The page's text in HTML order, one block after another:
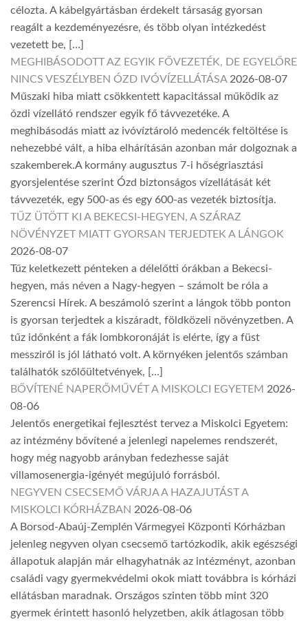
célozta. A kábelgyártásban érdekelt társaság gyorsan
reagált a kezdeményezésre, és több olyan intézkedést
vezetett be, […]
MEGHIBÁSODOTT AZ EGYIK FŐVEZETÉK, DE EGYELŐRE
NINCS VESZÉLYBEN ÓZD IVÓVÍZELLÁTÁSA 2026-08-07
Műszaki hiba miatt csökkentett kapacitással működik az
ózdi vízellátó rendszer egyik fő távvezetéke. A
meghibásodás miatt az ivóvíztároló medencék feltöltése is
nehezebbé vált, a hiba elhárításán azonban már dolgoznak a
szakemberek.A kormány augusztus 7-i hőségriasztási
gyorsjelentése szerint Ózd biztonságos vízellátását két
távvezeték, egy 500-as és egy 600-as vezeték biztosítja.
TŰZ ÜTÖTT KI A BEKECSI-HEGYEN, A SZÁRAZ
NÖVÉNYZET MIATT GYORSAN TERJEDTEK A LÁNGOK
2026-08-07
Tűz keletkezett pénteken a délelőtti órákban a Bekecsi-
hegyen, más néven a Nagy-hegyen – számolt be róla a
Szerencsi Hírek. A beszámoló szerint a lángok több ponton
is gyorsan terjedtek a kiszáradt, földközeli növényzetben. A
tűz időnként a fák lombkoronáját is elérte, így a füst
messziről is jól látható volt. A környéken jelentős számban
találhatók szőlőültetvények, […]
BŐVÍTENÉ NAPERŐMŰVÉT A MISKOLCI EGYETEM 2026-
08-06
Jelentős energetikai fejlesztést tervez a Miskolci Egyetem:
az intézmény bővítené a jelenlegi napelemes rendszerét,
hogy még nagyobb arányban fedezhesse saját
villamosenergia-igényét megújuló forrásból.
NEGYVEN CSECSEMŐ VÁRJA A HAZAJUTÁST A
MISKOLCI KÓRHÁZBAN 2026-08-06
A Borsod-Abaúj-Zemplén Vármegyei Központi Kórházban
jelenleg negyven olyan csecsemő tartózkodik, akik egészségi
állapotuk alapján már elhagyhatnák az intézményt, azonban
családi vagy gyermekvédelmi okok miatt továbbra is kórházi
ellátásban maradnak. Országos szinten több mint 320
gyermek érintett hasonló helyzetben, akik átlagosan több